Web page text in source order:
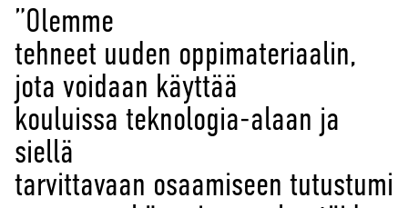
”Olemme
tehneet uuden oppimateriaalin,
jota voidaan käyttää
kouluissa teknologia-alaan ja
siellä
tarvittavaan osaamiseen tutustumi